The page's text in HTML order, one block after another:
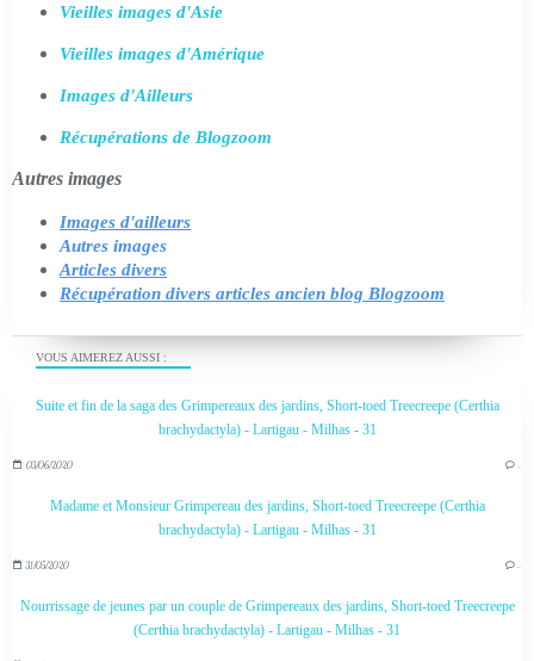
VOUS AIMEREZ AUSSI :
Suite et fin de la saga des Grimpereaux des jardins, Short-toed Treecreepe (Certhia
brachydactyla) - Lartigau - Milhas - 31
03/06/2020 …
Madame et Monsieur Grimpereau des jardins, Short-toed Treecreepe (Certhia
brachydactyla) - Lartigau - Milhas - 31
31/05/2020 …
Nourrissage de jeunes par un couple de Grimpereaux des jardins, Short-toed Treecreepe
(Certhia brachydactyla) - Lartigau - Milhas - 31
Vieilles images d'Asie
Vieilles images d'Amérique
Images d'Ailleurs
Récupérations de Blogzoom
Autres images
Images d'ailleurs
Autres images
Articles divers
Récupération divers articles ancien blog Blogzoom